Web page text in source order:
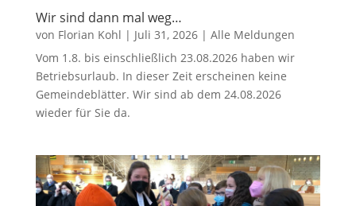
Wir sind dann mal weg…
von Florian Kohl | Juli 31, 2026| Alle Meldungen
Vom 1.8. bis einschließlich 23.08.2026 haben wir
Betriebsurlaub. In dieser Zeit erscheinen keine
Gemeindeblätter. Wir sind ab dem 24.08.2026
wieder für Sie da.